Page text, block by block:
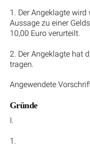
1. Der Angeklagte
Aussage zu einer
10,00 Euro verurteilt.
2. Der Angeklagte hat
tragen.
Angewendete
Gründe
I.
1.